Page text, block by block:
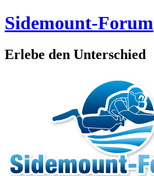
Sidemount-Forum
Erlebe den Unterschied